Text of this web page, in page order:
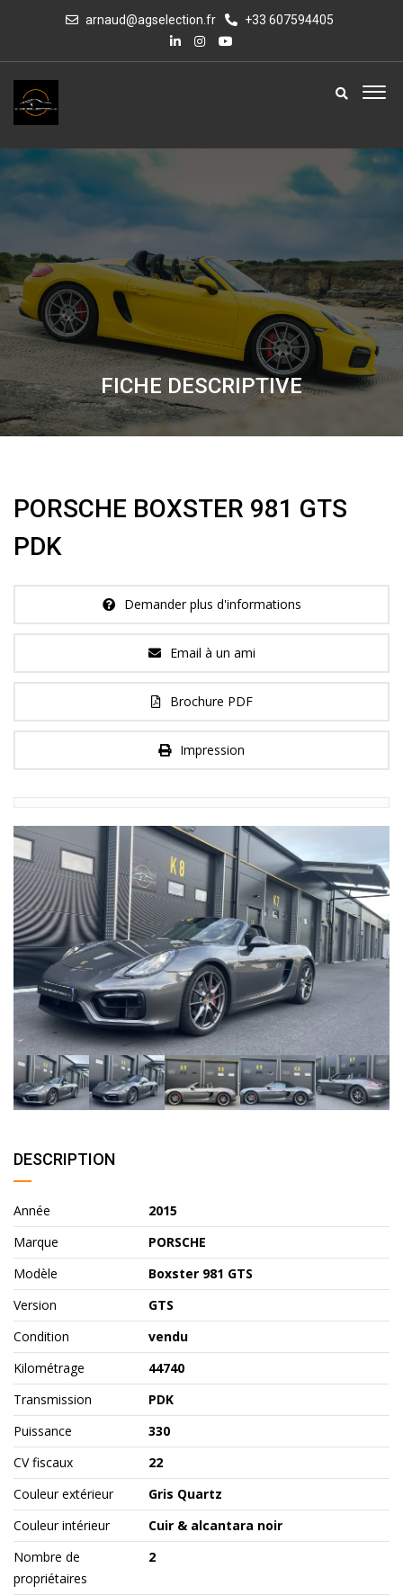
arnaud@agselection.fr +33 607594405
FICHE DESCRIPTIVE
PORSCHE BOXSTER 981 GTS
PDK
Demander plus d'informations
Email à un ami
Brochure PDF
Impression
DESCRIPTION
Année
2015
Marque
PORSCHE
Modèle
Boxster 981 GTS
Version
GTS
Condition
vendu
Kilométrage
44740
Transmission
PDK
Puissance
330
CV fiscaux
22
Couleur extérieur
Gris Quartz
Couleur intérieur
Cuir & alcantara noir
Nombre de
propriétaires
2